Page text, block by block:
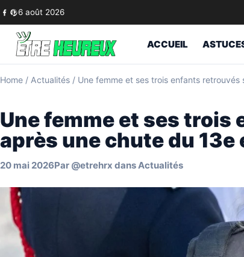
Skip to content
6 août 2026
ACCUEIL
Home / Actualités / Une femme et ses trois enfants retrouvés
Une femme et ses
après une chute du 13e
20 mai 2026Par @etrehrx dansActualités